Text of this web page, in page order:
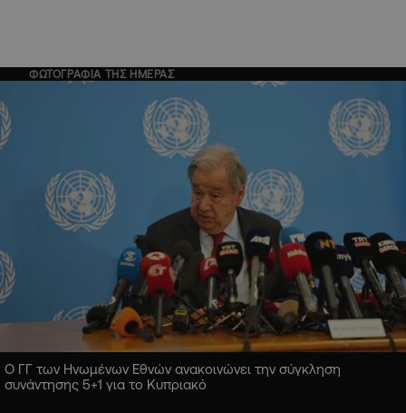
ΦΩΤΟΓΡΑΦΙΑ ΤΗΣ ΗΜΕΡΑΣ
Ο ΓΓ των Ηνωμένων Εθνών ανακοινώνει την σύγκληση
συνάντησης 5+1 για το Κυπριακό